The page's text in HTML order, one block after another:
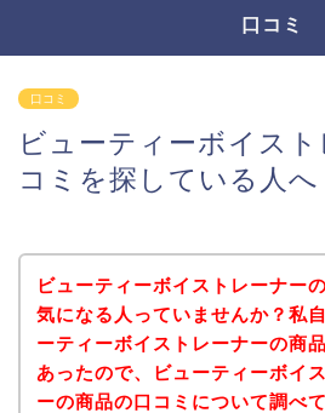
口コミ
口コミ
ビューティーボイス
コミを探している人へ
ビューティーボイストレーナー
気になる人っていませんか？私
ーティーボイストレーナーの商
あったので、ビューティーボイ
ーの商品の口コミについて調べ